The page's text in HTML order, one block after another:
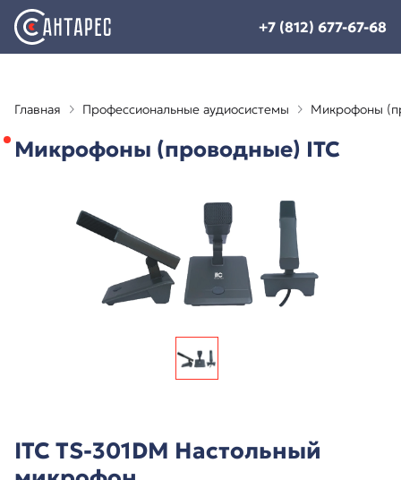
+7 (812) 677-67-68
Главная Профессиональные аудиосистемы Микрофоны
Микрофоны (проводные) ITC
ITC TS-301DM Настольный